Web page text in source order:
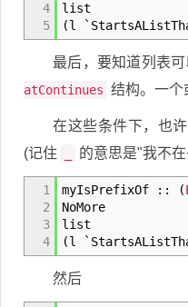
4
5
list
(l
最后，要知道列表可
atContinues 结构。一个
在这些条件下，也
(记住
的意思是"我不在
1
2
3
4
myIsPrefixOf :: (
list
(l
然后